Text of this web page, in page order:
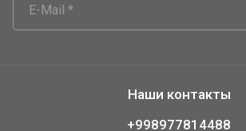
Наши контакты
+998977814488